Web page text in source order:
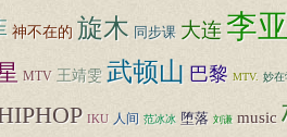
神不在的 旋木 同步课 大连李
MTV 王靖雯 武顿山 巴黎 MTV. 妙在
IKU 人间 范冰冰 堕落 刘谦 music